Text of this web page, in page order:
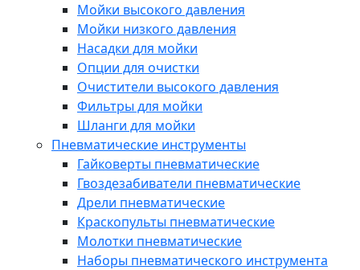
Мойки высокого давления
Мойки низкого давления
Насадки для мойки
Опции для очистки
Очистители высокого давления
Фильтры для мойки
Шланги для мойки
Пневматические инструменты
Гайковерты пневматические
Гвоздезабиватели пневматические
Дрели пневматические
Краскопульты пневматические
Молотки пневматические
Наборы пневматического инструмента